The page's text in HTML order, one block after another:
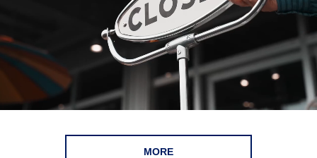
MORE